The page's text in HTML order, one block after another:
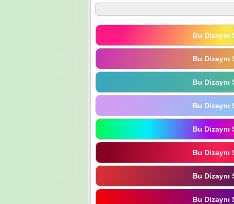
Bu Dizaynı
Bu Dizaynı
Bu Dizaynı
Bu Dizaynı
Bu Dizaynı
Bu Dizaynı
Bu Dizaynı
Bu Dizaynı